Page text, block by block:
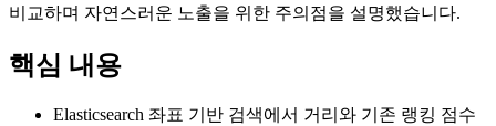
비교하며 자연스러운 노출을 위한 주의점을 설명했습니다.
핵심 내용
Elasticsearch 좌표 기반 검색에서 거리와 기존 랭킹 점수